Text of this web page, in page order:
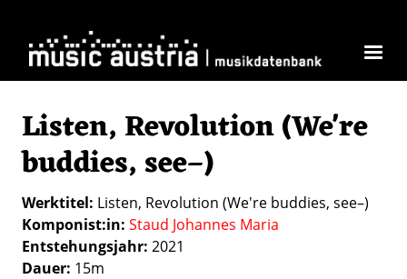
Listen, Revolution (We're
buddies, see–)
Werktitel Listen, Revolution (We're buddies, see–)
Komponist:in Staud Johannes Maria
Entstehungsjahr 2021
Dauer 15m